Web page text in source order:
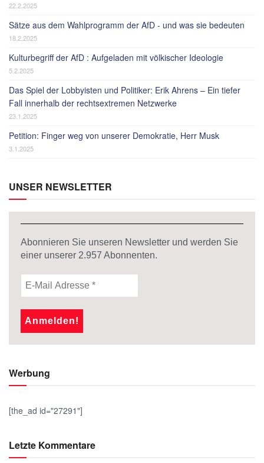
22.2.2025
Sätze aus dem Wahlprogramm der AfD - und was sie bedeuten
18.2.2025
Kulturbegriff der AfD : Aufgeladen mit völkischer Ideologie
5.2.2025
Das Spiel der Lobbyisten und Politiker: Erik Ahrens – Ein tiefer
Fall innerhalb der rechtsextremen Netzwerke
23.1.2025
Petition: Finger weg von unserer Demokratie, Herr Musk
3.1.2025
UNSER NEWSLETTER
Abonnieren Sie unseren Newsletter und werden Sie
einer unserer 2.957 Abonnenten.
Werbung
[the_ad id="27291"]
Letzte Kommentare